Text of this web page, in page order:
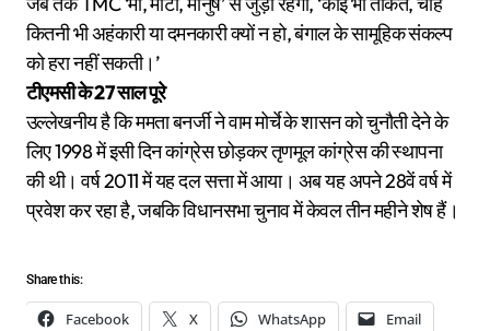
कितनी भी अहंकारी या दमनकारी क्यों न हो, बंगाल के सामूहिक संकल्प
को हरा नहीं सकती।’
टीएमसी के 27 साल पूरे
उल्लेखनीय है कि ममता बनर्जी ने वाम मोर्चे के शासन को चुनौती देने के
लिए 1998 में इसी दिन कांग्रेस छोड़कर तृणमूल कांग्रेस की स्थापना
की थी। वर्ष 2011 में यह दल सत्ता में आया। अब यह अपने 28वें वर्ष में
प्रवेश कर रहा है, जबकि विधानसभा चुनाव में केवल तीन महीने शेष हैं।
Share this:
Facebook X WhatsApp Email